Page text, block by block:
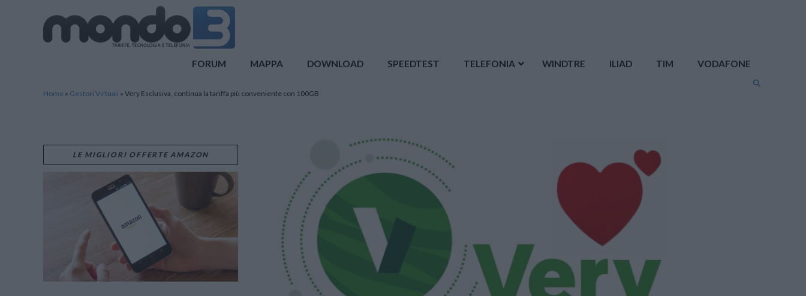
FORUM MAPPA DOWNLOAD SPEEDTEST TELEFONIA WINDTRE ILIAD TIM VODAFONE
Home » Gestori Virtuali » Very Esclusiva, continua la tariffa più conveniente con 100GB
LE MIGLIORI OFFERTE AMAZON